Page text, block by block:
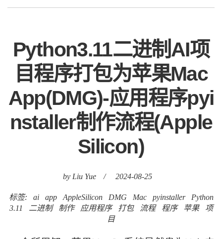
Python3.11二进制AI项
目程序打包为苹果Mac
App(DMG)-应用程序pyi
nstaller制作流程(Apple
Silicon)
by Liu Yue / 2024-08-25
标签: ai app AppleSilicon DMG Mac pyinstaller
Python
3.11
二进制 制作 应用程序 打包 流程 程序 苹果
项
目